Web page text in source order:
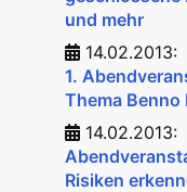
und mehr
14.02.2013:
1.
Thema
14.02.2013:
Risiken